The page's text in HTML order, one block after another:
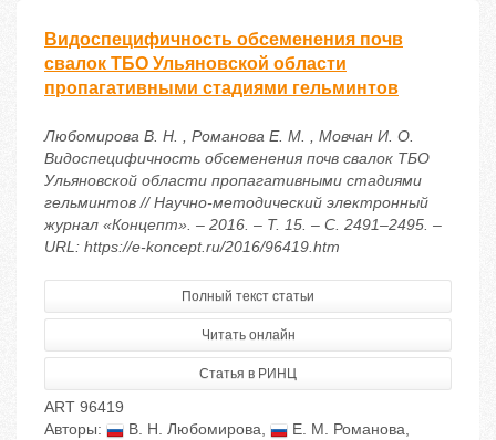
Видоспецифичность обсеменения почв
свалок ТБО Ульяновской области
пропагативными стадиями гельминтов
Любомирова В. Н. , Романова Е. М. , Мовчан И. О.
Видоспецифичность обсеменения почв свалок ТБО
Ульяновской области пропагативными стадиями
гельминтов // Научно-методический электронный
журнал «Концепт». – 2016. – Т. 15. – С. 2491–2495. –
URL: https://e-koncept.ru/2016/96419.htm
Полный текст статьи
Читать онлайн
Статья в РИНЦ
ART 96419
Авторы:
В. Н. Любомирова, Е. М. Романова,